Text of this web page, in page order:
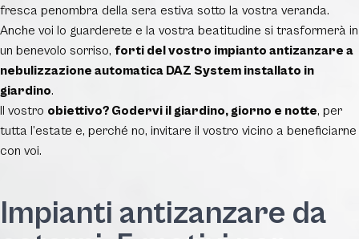
fresca penombra della sera estiva sotto la vostra veranda.
Anche voi lo guarderete e la vostra beatitudine si trasformerà in
un benevolo sorriso, forti del vostro impianto antizanzare a
nebulizzazione automatica DAZ System installato in
giardino.
Il vostro obiettivo? Godervi il giardino, giorno e notte, per
tutta l’estate e, perché no, invitare il vostro vicino a beneficiarne
con voi.
Impianti antizanzare da